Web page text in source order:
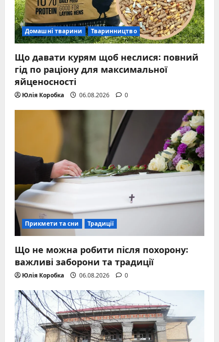
Домашні тварини Тваринництво
Що давати курям щоб неслися: повний
гід по раціону для максимальної
яйценосності
Юлія Коробка 06.08.2026 0
Прикмети та сни Традиції
Що не можна робити після похорону:
важливі заборони та традиції
Юлія Коробка 06.08.2026 0